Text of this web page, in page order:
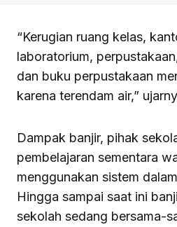
“Kerugian ruang kelas,
laboratorium,
dan buku perpustakaan
karena terendam air,”
Dampak banjir, pihak
pembelajaran sementara
menggunakan sistem
Hingga sampai saat ini
sekolah sedang bersama-